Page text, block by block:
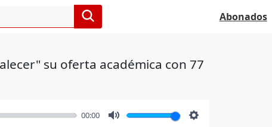
Abonados
su oferta académica con 77
00:00